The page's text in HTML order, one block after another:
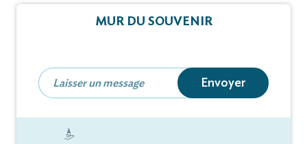
MUR DU SOUVENIR
Envoyer